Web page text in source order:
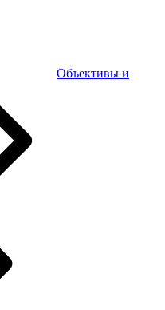
Объективы и